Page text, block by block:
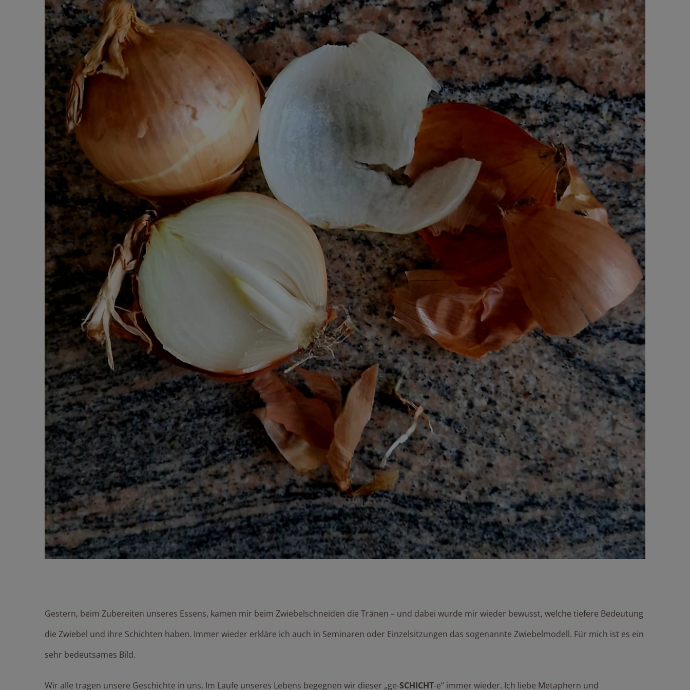
Gestern, beim Zubereiten unseres Essens, kamen mir beim Zwiebelschneiden die Tränen – und dabei wurde mir wieder bewusst, welche tiefere Bedeutung
die Zwiebel und ihre Schichten haben. Immer wieder erkläre ich auch in Seminaren oder Einzelsitzungen das sogenannte Zwiebelmodell. Für mich ist es ein
sehr bedeutsames Bild.
Wir alle tragen unsere Geschichte in uns. Im Laufe unseres Lebens begegnen wir dieser „ge-SCHICHT-e“ immer wieder. Ich liebe Metaphern und